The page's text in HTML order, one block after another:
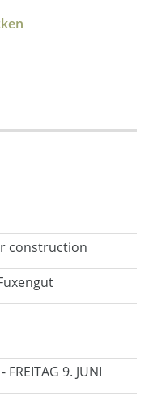
construction
FREITAG 9. JUNI